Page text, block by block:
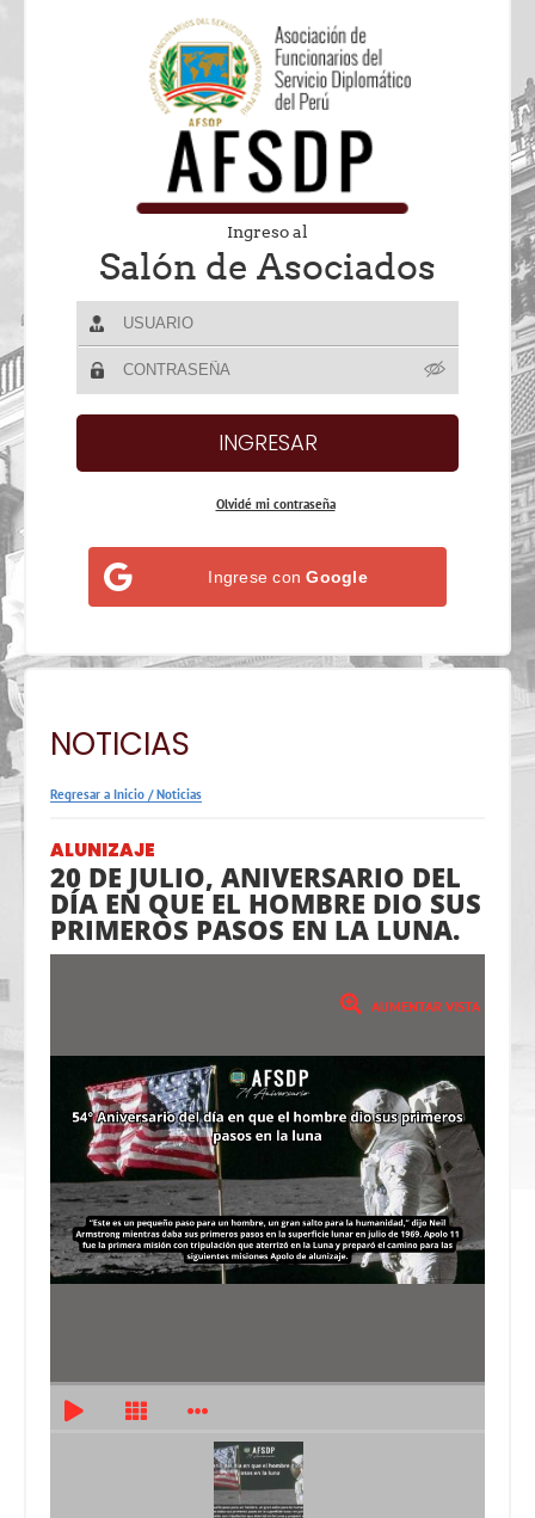
Ingreso al
Salón de Asociados
Olvidé mi contraseña
Ingrese conGoogle
NOTICIAS
Regresar a Inicio /Noticias
ALUNIZAJE
20 DE JULIO, ANIVERSARIO DEL
DÍA EN QUE EL HOMBRE DIO SUS
PRIMEROS PASOS EN LA LUNA.